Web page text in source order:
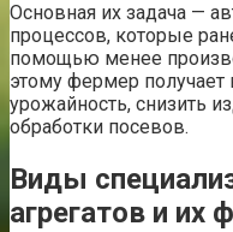
Основная их задача —
процессов, которые
помощью менее
этому фермер
урожайность, снизить
обработки посевов.
Виды
агрегатов и их